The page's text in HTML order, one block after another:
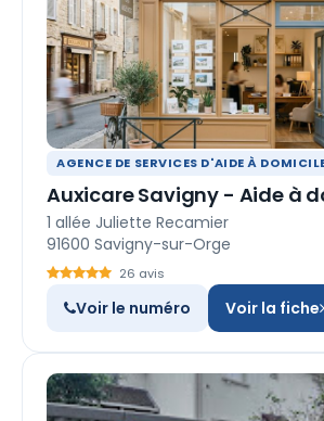
AGENCE DE SERVICES D'AIDE À
Auxicare Savigny - Aide à
1 allée Juliette Recamier
91600 Savigny-sur-Orge
26 avis
Voir le numéro Voir la fiche